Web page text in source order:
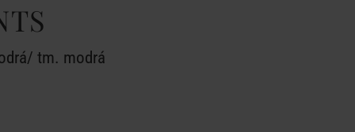
tm. modrá